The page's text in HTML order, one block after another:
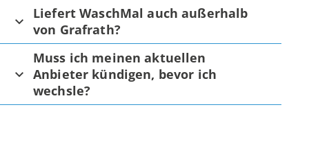
Liefert WaschMal auch außerhalb
von Grafrath?
Muss ich meinen aktuellen
Anbieter kündigen, bevor ich
wechsle?